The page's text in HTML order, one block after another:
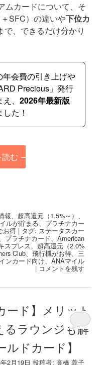
ムカードについて、そ
SFC）の違いや下位カ
で、できるだけ分かり
会費の引き上げや
Precious」発行
、 2026年最新版
た！
む →
報、 超高還元（1.5%～） 、
ルが貯まる、 プラチナカー
お得 | タグ: ステータスカー
プラチナカード、American
スプレス、 超高還元（2.0%
Club、飛行機がお得、三
ンカード向け、ANAマイル
| コメントを残す
ード】メリット
るラウンジも解
ドカード】
2月19日 投稿者:高橋 蓉子